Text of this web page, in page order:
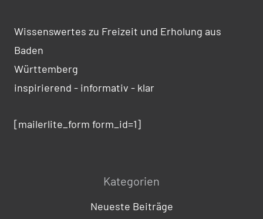
Wissenswertes zu Freizeit und Erholung aus
Baden
Württemberg
inspirierend - informativ - klar
[mailerlite_form form_id=1]
Kategorien
Neueste Beiträge